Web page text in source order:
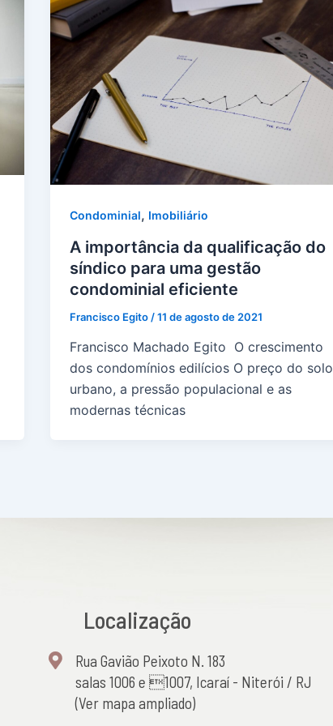
Condominial, Imobiliário
A importância da qualificação do
síndico para uma gestão
condominial eficiente
Francisco Egito /11 de agosto de 2021
Francisco Machado Egito O crescimento
dos condomínios edilícios O preço do solo
urbano, a pressão populacional e as
modernas técnicas
Localização
Rua Gavião Peixoto N. 183
salas 1006 e 1007, Icaraí - Niterói / RJ
(Ver mapa ampliado)